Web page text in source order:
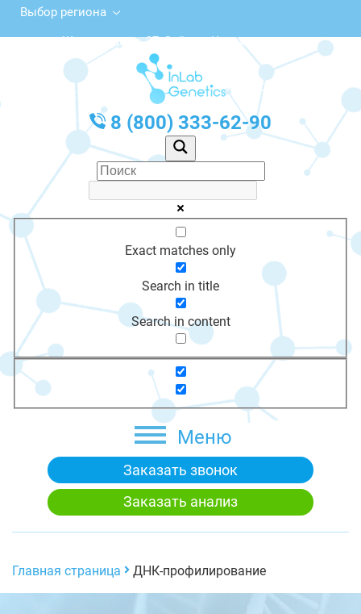
Выбор региона
ул. Жангельдина, 37, Зайсан, Казахстан
с 10:00 до 20:00
График работы: Пн-Пт с 10:00 до 20:00
8 (800) 333-62-90
Exact matches only
Search in title
Search in content
Меню
Заказать звонок
Заказать анализ
Главная страница ДНК-профилирование